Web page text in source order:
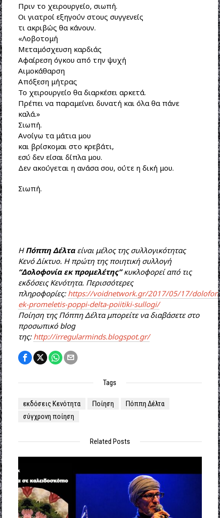
Πριν το χειρουργείο, σιωπή.
Οι γιατροί εξηγούν στους συγγενείς
τι ακριβώς θα κάνουν.
«Λοβοτομή
Μεταμόσχευση καρδιάς
Αφαίρεση όγκου από την ψυχή
Αιμοκάθαρση
Απόξεση μήτρας
Το χειρουργείο θα διαρκέσει αρκετά.
Πρέπει να παραμείνει δυνατή και όλα θα πάνε
καλά.»
Σιωπή.
Ανοίγω τα μάτια μου
και βρίσκομαι στο κρεβάτι,
εσύ δεν είσαι δίπλα μου.
Δεν ακούγεται η ανάσα σου, ούτε η δική μου.
Σιωπή.
HΠόππη Δέλταείναι μέλος της συλλογικότητας
Κενό Δίκτυο. Η πρώτη της ποιητική συλλογή
“Δολοφονία εκ προμελέτης”κυκλοφορεί από τις
εκδόσεις Κενότητα. Περισσότερες
πληροφορίες: https://voidnetwork.gr/2017/05/17/
ek-promeletis-poppi-delta-poiitiki-sullogi/
Ποίηση της Πόππη Δέλτα μπορείτε να διαβάσετε στο
προσωπικό blog
της: http://irregularminds.blogspot.gr/
Tags
εκδόσεις Κενότητα Ποίηση
Πόππη Δέλτα
σύγχρονη ποίηση
Related Posts